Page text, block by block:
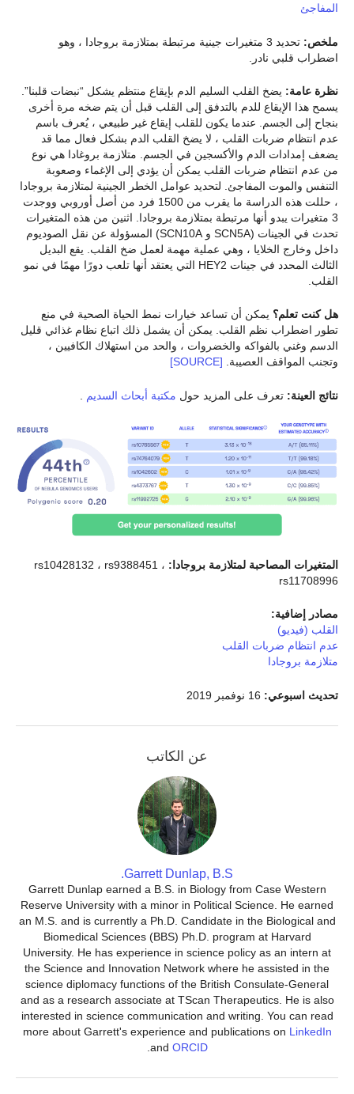
المفاجئ
ملخص:
تحديد 3 متغيرات جينية مرتبطة بمتلازمة بروجادا ، وهو
اضطراب قلبي نادر.
نظرة عامة: يضخ القلب السليم الدم بإيقاع منتظم يشكل “نبضات قلبنا”.
يسمح هذا الإيقاع للدم بالتدفق إلى القلب قبل أن يتم ضخه مرة أخرى
بنجاح إلى الجسم. عندما يكون للقلب إيقاع غير طبيعي ، يُعرف باسم
عدم انتظام ضربات القلب ، لا يضخ القلب الدم بشكل فعال مما قد
يضعف إمدادات الدم والأكسجين في الجسم. متلازمة بروغادا هي نوع
من عدم انتظام ضربات القلب يمكن أن يؤدي إلى الإغماء وصعوبة
التنفس والموت المفاجئ. لتحديد عوامل الخطر الجينية لمتلازمة بروجادا
، حللت هذه الدراسة ما يقرب من 1500 فرد من أصل أوروبي ووجدت
3 متغيرات يبدو أنها مرتبطة بمتلازمة بروجادا. اثنين من هذه المتغيرات
تحدث في الجينات (SCN5A و SCN10A) المسؤولة عن نقل الصوديوم
داخل وخارج الخلايا ، وهي عملية مهمة لعمل ضخ القلب. يقع البديل
الثالث المحدد في جينات HEY2 التي يعتقد أنها تلعب دورًا مهمًا في نمو
القلب.
هل كنت تعلم؟ يمكن أن تساعد خيارات نمط الحياة الصحية في منع
تطور اضطراب نظم القلب. يمكن أن يشمل ذلك اتباع نظام غذائي قليل
الدسم وغني بالفواكه والخضروات ، والحد من استهلاك الكافيين ،
وتجنب المواقف العصيبة. [SOURCE]
نتائج العينة: تعرف على المزيد حول مكتبة أبحاث السديم
المتغيرات المصاحبة لمتلازمة بروجادا: rs10428132 ، rs9388451 ،
rs11708996
مصادر إضافية:
القلب (فيديو)
عدم انتظام ضربات القلب
متلازمة بروجادا
تحديث اسبوعي:
عن الكاتب
Garrett Dunlap, B.S.
Garrett Dunlap earned a B.S. in Biology from Case Western
Reserve University with a minor in Political Science. He earned
an M.S. and is currently a Ph.D. Candidate in the Biological and
Biomedical Sciences (BBS) Ph.D. program at Harvard
University. He has experience in science policy as an intern at
the Science and Innovation Network where he assisted in the
science diplomacy functions of the British Consulate-General
and as a research associate at TScan Therapeutics. He is also
interested in science communication and writing. You can read
more about Garrett's experience and publications on LinkedIn
and ORCID